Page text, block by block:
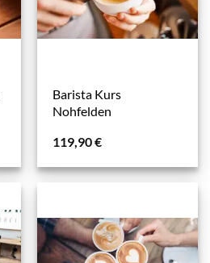
Barista Kurs
Nohfelden
119,90€